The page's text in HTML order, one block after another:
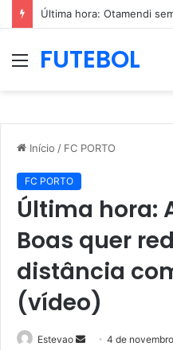
MenuFUTEBOL
Início / FC PORTO
FC PORTO
Última hora:
Boas quer
distância
(vídeo)
Estevao
Mande4 de